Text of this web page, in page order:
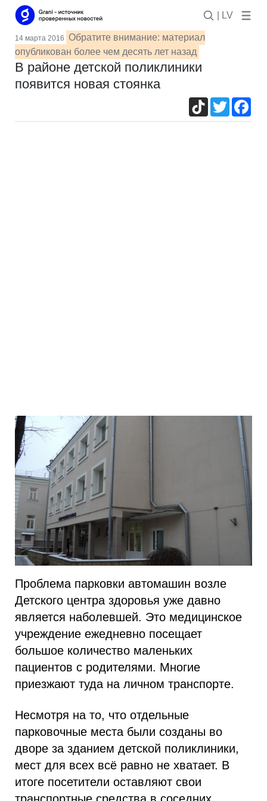
| LV
14 марта 2016 Обратите внимание: материал
опубликован более чем десять лет назад
В районе детской поликлиники
появится новая стоянка
TikTokTwitter
Проблема парковки автомашин возле
Детского центра здоровья уже давно
является наболевшей. Это медицинское
учреждение ежедневно посещает
большое количество маленьких
пациентов с родителями. Многие
приезжают туда на личном транспорте.
Несмотря на то, что отдельные
парковочные места были созданы во
дворе за зданием детской поликлиники,
мест для всех всё равно не хватает. В
итоге посетители оставляют свои